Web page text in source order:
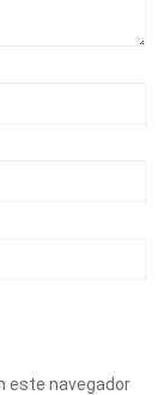
este navegador